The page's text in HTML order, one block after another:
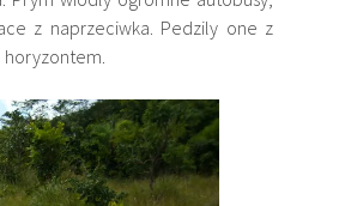
z naprzeciwka. Pedzily one z
horyzontem.